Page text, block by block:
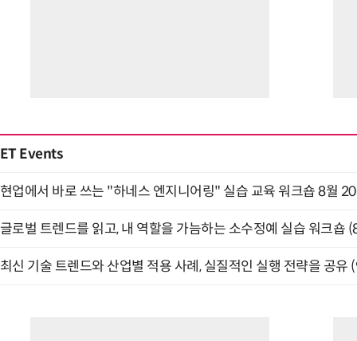
ET Events
현업에서 바로 쓰는 "하네스 엔지니어링" 실습 교육 워크숍 8월
글로벌 트렌드를 읽고, 내 역할을 가늠하는 소수정예 실습 워크숍
최신 기술 트렌드와 산업별 적용 사례, 실질적인 실행 전략을 공유